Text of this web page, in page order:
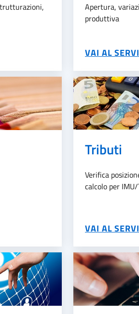
PRIVATA
Apertura,
produttiva
VAI AL
Tributi
Verifica
calcolo per IMU/
VAI AL